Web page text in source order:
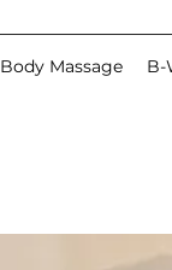
Body Massage B-